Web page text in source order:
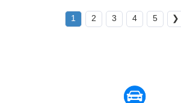
1 2 3 4 5 ❯